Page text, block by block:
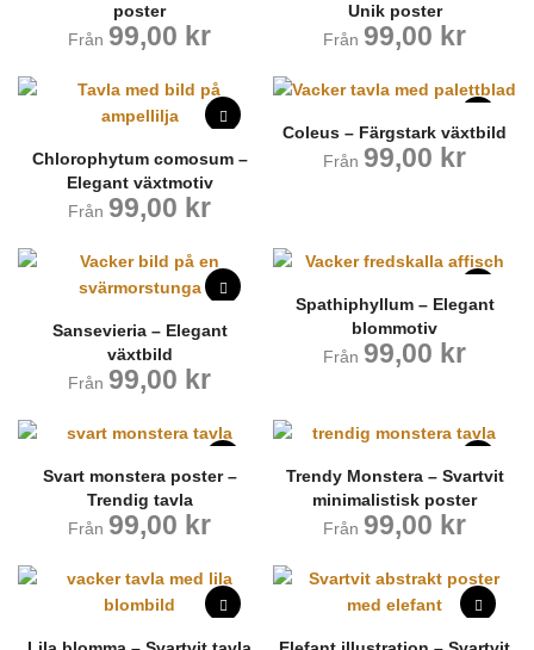
poster
Från 99,00 kr
Unik poster
Från 99,00 kr
Chlorophytum comosum –
Elegant växtmotiv
Från 99,00 kr
Coleus – Färgstark växtbild
Från 99,00 kr
Sansevieria – Elegant
växtbild
Från 99,00 kr
Spathiphyllum – Elegant
blommotiv
Från 99,00 kr
Svart monstera poster –
Trendig tavla
Från 99,00 kr
Trendy Monstera – Svartvit
minimalistisk poster
Från 99,00 kr